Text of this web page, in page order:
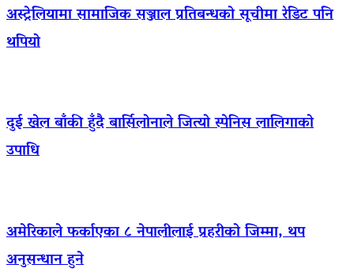
अस्ट्रेलियामा सामाजिक सञ्जाल प्रतिबन्धको सूचीमा रेडिट पनि
थपियो
दुई खेल बाँकी हुँदै बार्सिलोनाले जित्यो स्पेनिस लालिगाको
उपाधि
अमेरिकाले फर्काएका ८ नेपालीलाई प्रहरीको जिम्मा, थप
अनुसन्धान हुने